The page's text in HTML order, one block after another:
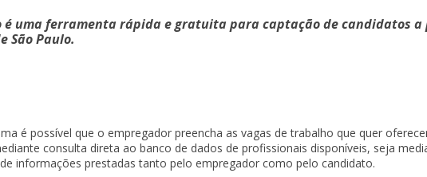
é uma ferramenta rápida e gratuita para captação de candidatos a
São Paulo.
é possível que o empregador preencha as vagas de trabalho que quer
consulta direta ao banco de dados de profissionais disponíveis, seja
informações prestadas tanto pelo empregador como pelo candidato.